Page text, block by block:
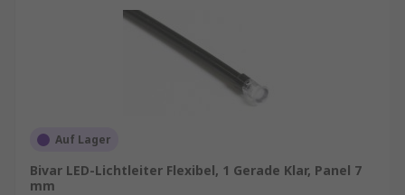
Auf Lager
Bivar LED-Lichtleiter Flexibel, 1 Gerade Klar, Panel 7
mm